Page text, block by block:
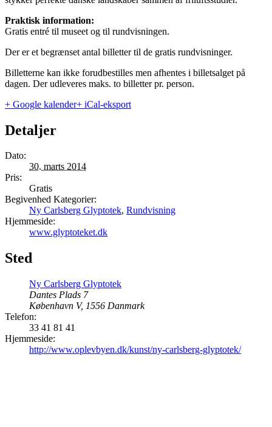
Praktisk information:
Gratis entré til museet og til rundvisningen.
Der er et begrænset antal billetter til de gratis rundvisninger.
Billetterne kan ikke forudbestilles men afhentes i billetsalget på
dagen. Der udleveres maks. to billetter pr. person.
+ Google kalender+ iCal-eksport
Detaljer
Dato:
30. marts 2014
Pris:
Gratis
Begivenhed Kategorier:
Ny Carlsberg Glyptotek, Rundvisning
Hjemmeside:
www.glyptoteket.dk
Sted
Ny Carlsberg Glyptotek
Dantes Plads 7
København V, 1556 Danmark
Telefon:
33 41 81 41
Hjemmeside:
http://www.oplevbyen.dk/kunst/ny-carlsberg-glyptotek/